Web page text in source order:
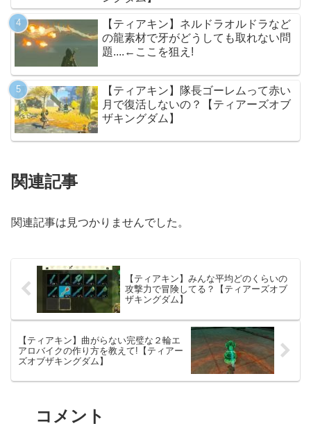
【ティアキン】ネルドラオルドラなど
の龍素材で牙がどうしても取れない問
題....←ここを狙え!
【ティアキン】隊長ゴーレムって赤い
月で復活しないの？【ティアーズオブ
ザキングダム】
関連記事
関連記事は見つかりませんでした。
【ティアキン】みんな平均どのくらいの
攻撃力で冒険してる？【ティアーズオブ
ザキングダム】
【ティアキン】曲がらない完璧な２輪エ
アロバイクの作り方を教えて!【ティアー
ズオブザキングダム】
コメント